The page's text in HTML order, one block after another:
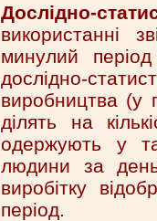
Дослідно-
використанні
минулий
дослідно-
виробництва (у
ділять на
одержують у
людини за
виробітку
період.